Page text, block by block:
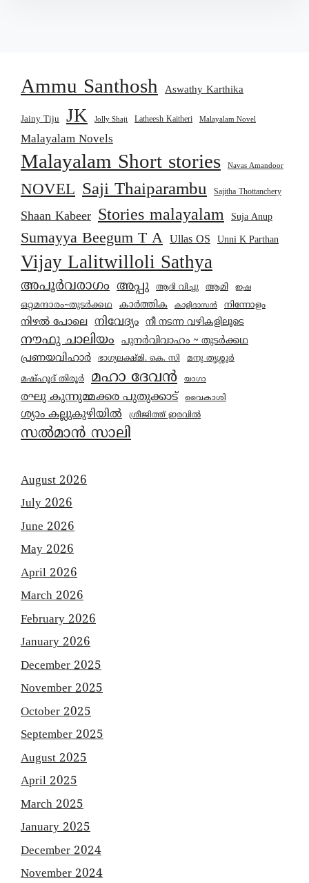
Ammu Santhosh Aswathy Karthika
Jainy Tiju JK Jolly Shaji Latheesh Kaitheri Malayalam Novel
Malayalam Novels
Malayalam Short stories Navas Amandoor
NOVEL Saji Thaiparambu Sajitha Thottanchery
Shaan Kabeer Stories malayalam Suja Anup
Sumayya Beegum T A Ullas OS Unni K Parthan
Vijay Lalitwilloli Sathya
അപൂർവരാഗം അപ്പു ആദി വിച്ചു ആമി ഇഷ
ഒറ്റമന്ദാരം~തുടർക്കഥ കാര്‍ത്തിക കാളിദാസൻ നിന്നോളം
നിഴൽ പോലെ നിവേദ്യം നീ നടന്ന വഴികളിലൂടെ
നൗഫു ചാലിയം പുനർവിവാഹം ~ തുടർക്കഥ
പ്രണയവിഹാർ ഭാഗ്യലക്ഷ്മി. കെ. സി
മനു തൃശ്ശൂർ
മഷ്ഹൂദ് തിരൂർ
മഹാ ദേവൻ യാഗാ
രഘു കുന്നുമ്മക്കര പുതുക്കാട് വൈകാശി
ശ്യാം കല്ലുകുഴിയിൽ ശ്രീജിത്ത് ഇരവിൽ
സൽമാൻ സാലി
August 2026
July 2026
June 2026
May 2026
April 2026
March 2026
February 2026
January 2026
December 2025
November 2025
October 2025
September 2025
August 2025
April 2025
March 2025
January 2025
December 2024
November 2024